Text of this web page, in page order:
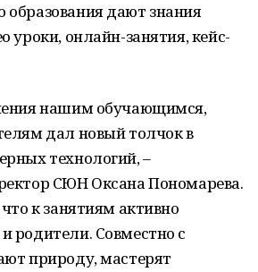
образования дают знания
уроки, онлайн-занятия, кейс-
нашим обучающимся,
дал новый толчок в
технологий, –
СЮН Оксана Пономарева.
к занятиям активно
родители. Совместно с
природу, мастерят